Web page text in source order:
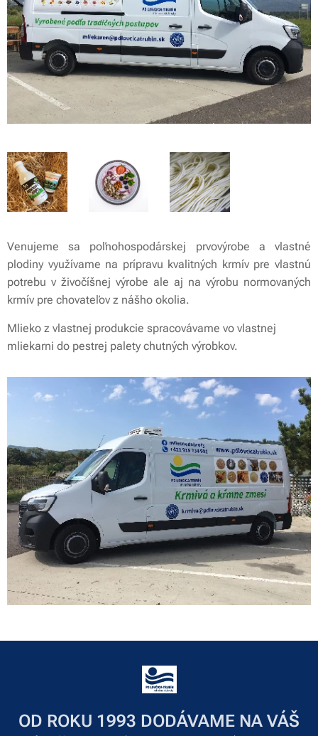
Venujeme sa poľnohospodárskej prvovýrobe a vlastné
plodiny využívame na prípravu kvalitných krmív pre vlastnú
potrebu v živočíšnej výrobe ale aj na výrobu normovaných
krmív pre chovateľov z nášho okolia.
Mlieko z vlastnej produkcie spracovávame vo vlastnej
mliekarni do pestrej palety chutných výrobkov.
OD ROKU 1993 DODÁVAME NA VÁŠ